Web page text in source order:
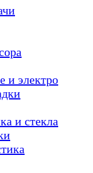
и электро
и стекла